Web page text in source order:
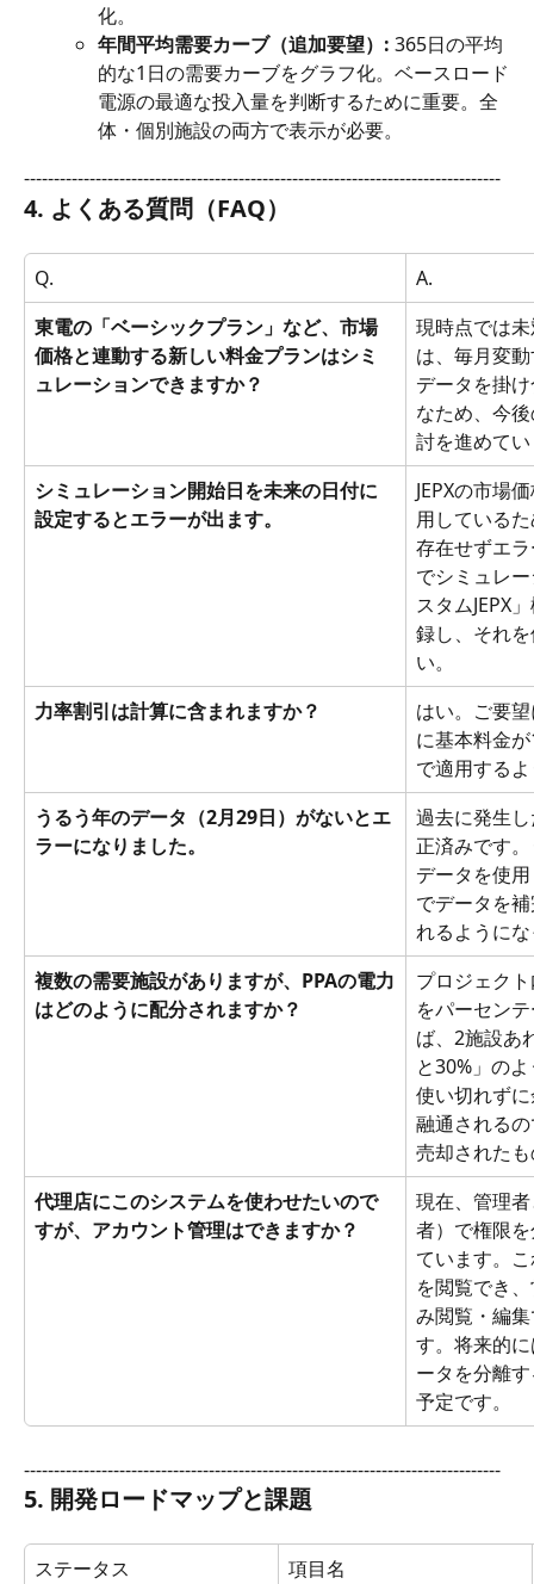
化。
年間平均需要カーブ（追加要望）: 365日の平均
的な1日の需要カーブをグラフ化。ベースロード
電源の最適な投入量を判断するために重要。全
体・個別施設の両方で表示が必要。
--------------------------------------------------------------------------------
4. よくある質問（FAQ）
Q.
A.
東電の「ベーシックプラン」など、市場
価格と連動する新しい料金プランはシミ
ュレーションできますか？
現時点では
は、毎月変
データを掛
なため、今
討を進めて
シミュレーション開始日を未来の日付に
設定するとエラーが出ます。
JEPXの市場
用している
存在せずエ
でシミュレ
スタムJEPX
録し、それ
い。
力率割引は計算に含まれますか？
はい。ご要
に基本料金
で適用する
うるう年のデータ（2月29日）がないとエ
ラーになりました。
過去に発生
正済みです
データを使
でデータを
れるように
複数の需要施設がありますが、PPAの電力
はどのように配分されますか？
プロジェク
をパーセン
ば、2施設あ
と30%」の
使い切れず
融通される
売却された
代理店にこのシステムを使わせたいので
すが、アカウント管理はできますか？
現在、管理
者）で権限
ています。
を閲覧でき
み閲覧・編
す。将来的
ータを分離
予定です。
--------------------------------------------------------------------------------
5. 開発ロードマップと課題
ステータス
項目名